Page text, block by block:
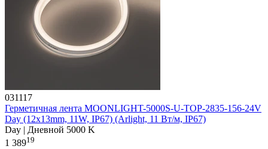
031117
Герметичная лента MOONLIGHT-5000S-U-TOP-2835-156-24V
Day (12х13mm, 11W, IP67) (Arlight, 11 Вт/м, IP67)
Day | Дневной 5000 K
1 38919